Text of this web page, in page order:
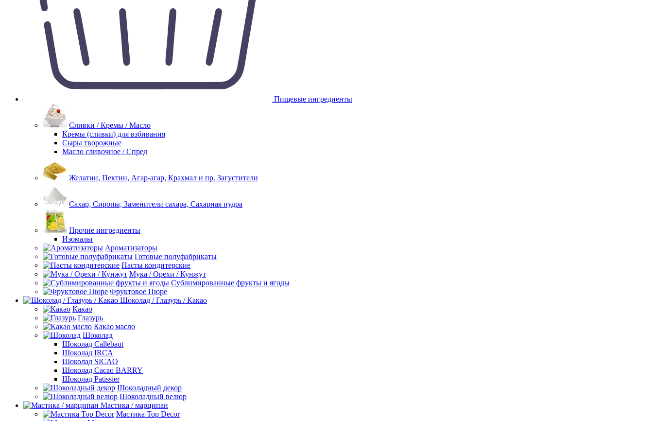
Пищевые ингредиенты
Сливки / Кремы / Масло
Кремы (сливки) для взбивания
Сыры творожные
Масло сливочное / Спред
Желатин, Пектин, Агар-агар, Крахмал и пр. Загустители
Сахар, Сиропы, Заменители сахара, Сахарная пудра
Прочие ингредиенты
Изомальт
Ароматизаторы
Готовые полуфабрикаты
Пасты кондитерские
Мука / Орехи / Кунжут
Сублимированные фрукты и ягоды
Фруктовое Пюре
Шоколад / Глазурь / Какао
Какао
Глазурь
Какао масло
Шоколад
Шоколад Callebaut
Шоколад IRCA
Шоколад SICAO
Шоколад Cacao BARRY
Шоколад Patissier
Шоколадный декор
Шоколадный велюр
Мастика / марципан
Мастика Top Decor